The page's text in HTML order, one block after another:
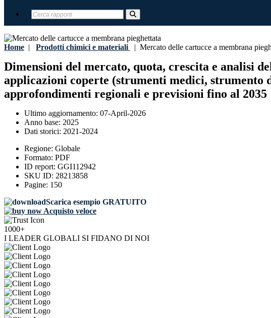
Home | Prodotti chimici e materiali | Mercato delle cartucce a membrana
Dimensioni del mercato, quota, crescita e analisi
applicazioni coperte (strumenti medici,
approfondimenti regionali e previsioni fino al 2035
Ultimo aggiornamento: 07-April-2026
Anno base: 2025
Dati storici: 2021-2024
Regione: Globale
Formato: PDF
ID report: GGI112942
SKU ID: 28213858
Pagine: 150
Scarica esempio GRATUITO
Acquisto veloce
1000+
I LEADER GLOBALI SI FIDANO DI NOI